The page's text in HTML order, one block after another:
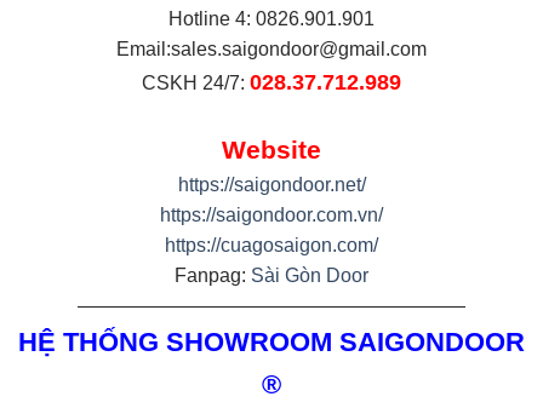
Hotline 4: 0826.901.901
Email:sales.saigondoor@gmail.com
CSKH 24/7: 028.37.712.989
Website
https://saigondoor.net/
https://saigondoor.com.vn/
https://cuagosaigon.com/
Fanpag: Sài Gòn Door
————————————————————
HỆ THỐNG SHOWROOM SAIGONDOOR
®